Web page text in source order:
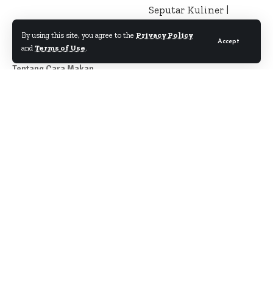
By using this site, you agree to the Privacy Policy
and Terms of Use.
Accept
Seputar Kuliner
Tentang Cara Makan